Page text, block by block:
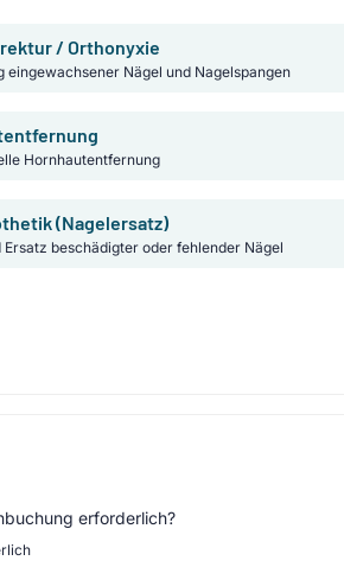
/ Orthonyxie
eingewachsener Nägel und Nagelspangen
Hornhautentfernung
(Nagelersatz)
Ersatz beschädigter oder fehlender Nägel
erforderlich?